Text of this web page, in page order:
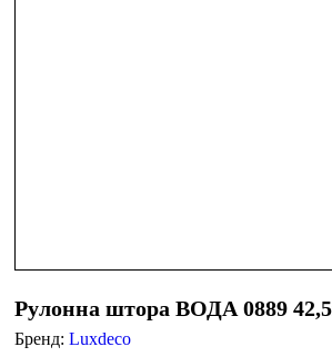
Рулонна штора ВОДА 0889
Бренд:Luxdeco